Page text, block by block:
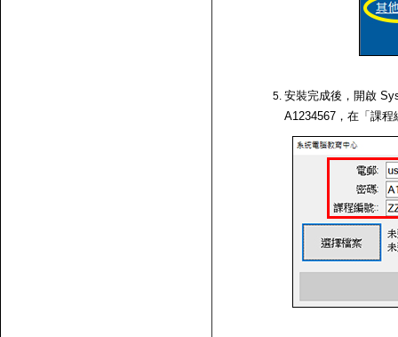
安裝完成後，開啟
A1234567，在「課